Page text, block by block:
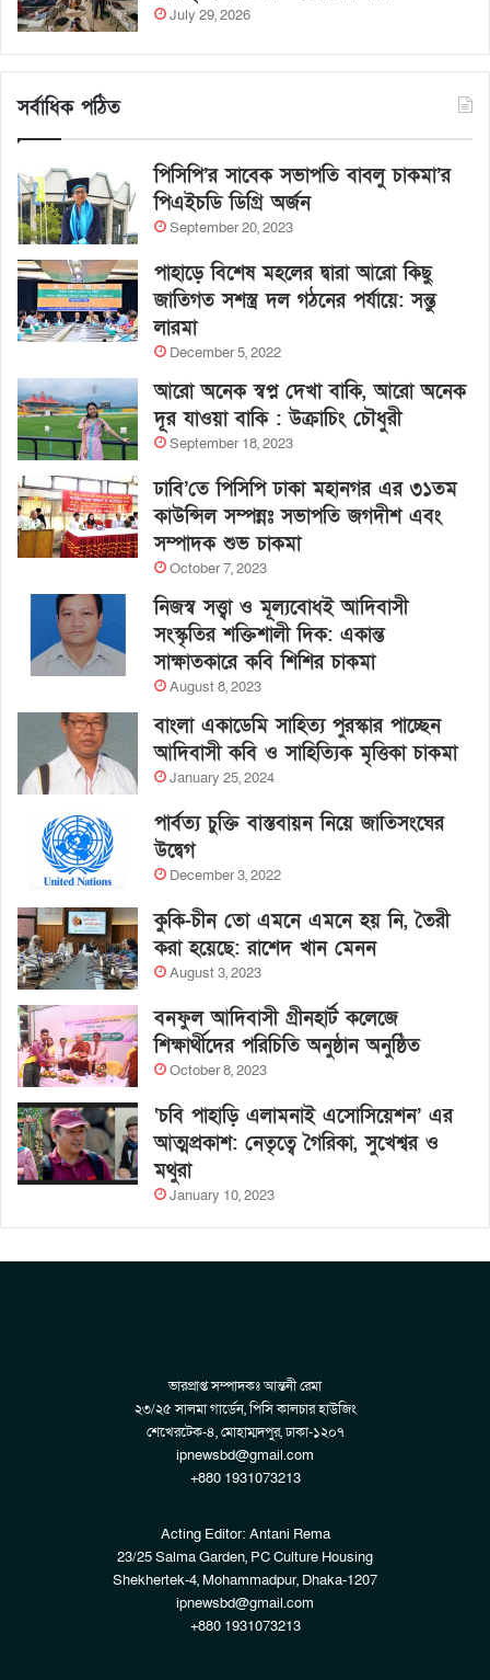
July 29, 2026
সর্বাধিক পঠিত
পিসিপি’র সাবেক সভাপতি বাবলু চাকমা’র
পিএইচডি ডিগ্রি অর্জন
September 20, 2023
পাহাড়ে বিশেষ মহলের দ্বারা আরো কিছু
জাতিগত সশস্ত্র দল গঠনের পর্যায়ে: সন্তু
লারমা
December 5, 2022
আরো অনেক স্বপ্ন দেখা বাকি, আরো অনেক
দূর যাওয়া বাকি : উক্রাচিং চৌধুরী
September 18, 2023
ঢাবি’তে পিসিপি ঢাকা মহানগর এর ৩১তম
কাউন্সিল সম্পন্নঃ সভাপতি জগদীশ এবং
সম্পাদক শুভ চাকমা
October 7, 2023
নিজস্ব সত্ত্বা ও মূল্যবোধই আদিবাসী
সংস্কৃতির শক্তিশালী দিক: একান্ত
সাক্ষাতকারে কবি শিশির চাকমা
August 8, 2023
বাংলা একাডেমি সাহিত্য পুরস্কার পাচ্ছেন
আদিবাসী কবি ও সাহিত্যিক মৃত্তিকা চাকমা
January 25, 2024
পার্বত্য চুক্তি বাস্তবায়ন নিয়ে জাতিসংঘের
উদ্বেগ
December 3, 2022
কুকি-চীন তো এমনে এমনে হয় নি, তৈরী
করা হয়েছে: রাশেদ খান মেনন
August 3, 2023
বনফুল আদিবাসী গ্রীনহার্ট কলেজে
শিক্ষার্থীদের পরিচিতি অনুষ্ঠান অনুষ্ঠিত
October 8, 2023
‘চবি পাহাড়ি এলামনাই এসোসিয়েশন’ এর
আত্মপ্রকাশ: নেতৃত্বে গৈরিকা, সুখেশ্বর ও
মথুরা
January 10, 2023
ভারপ্রাপ্ত সম্পাদকঃ আন্তনী রেমা
২৩/২৫ সালমা গার্ডেন, পিসি কালচার হাউজিং
শেখেরটেক-৪, মোহাম্মদপুর, ঢাকা-১২০৭
ipnewsbd@gmail.com
+880 1931073213
Acting Editor: Antani Rema
23/25 Salma Garden, PC Culture Housing
Shekhertek-4, Mohammadpur, Dhaka-1207
ipnewsbd@gmail.com
+880 1931073213